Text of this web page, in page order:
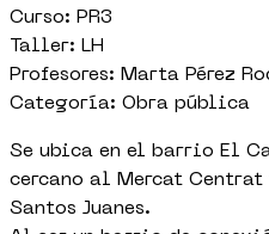
Curso: PR3
Taller: LH
Profesores: Marta Pérez
Categoría: Obra pública
Se ubica en el barrio El
cercano al Mercat
Santos Juanes.